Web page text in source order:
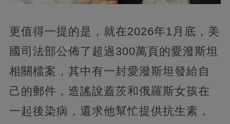
更值得一提的是，就在2026年1月底，美
國司法部公佈了超過300萬頁的愛潑斯坦
相關檔案，其中有一封愛潑斯坦發給自
己的郵件，造謠說蓋茨和俄羅斯女孩在
一起後染病，還求他幫忙提供抗生素，